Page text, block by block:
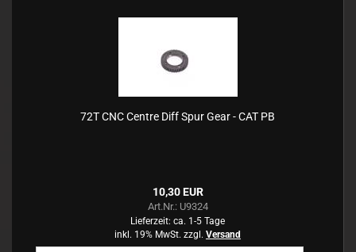
72T CNC Centre Diff Spur Gear - CAT PB
10,30 EUR
Art.Nr.: U9324
Lieferzeit: ca. 1-5 Tage
inkl. 19% MwSt. zzgl. Versand